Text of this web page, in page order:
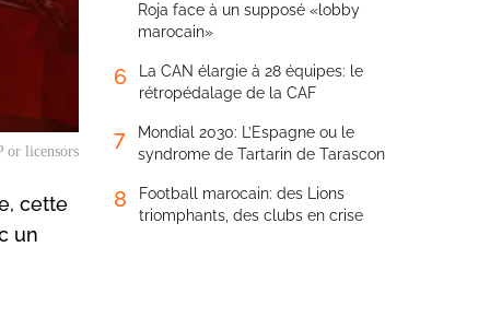
or licensors
cette
un
Roja face à un supposé «lobby
marocain»
6
La CAN élargie à 28 équipes: le
rétropédalage de la CAF
7
Mondial 2030: L’Espagne ou le
syndrome de Tartarin de Tarascon
8
Football marocain: des Lions
triomphants, des clubs en crise